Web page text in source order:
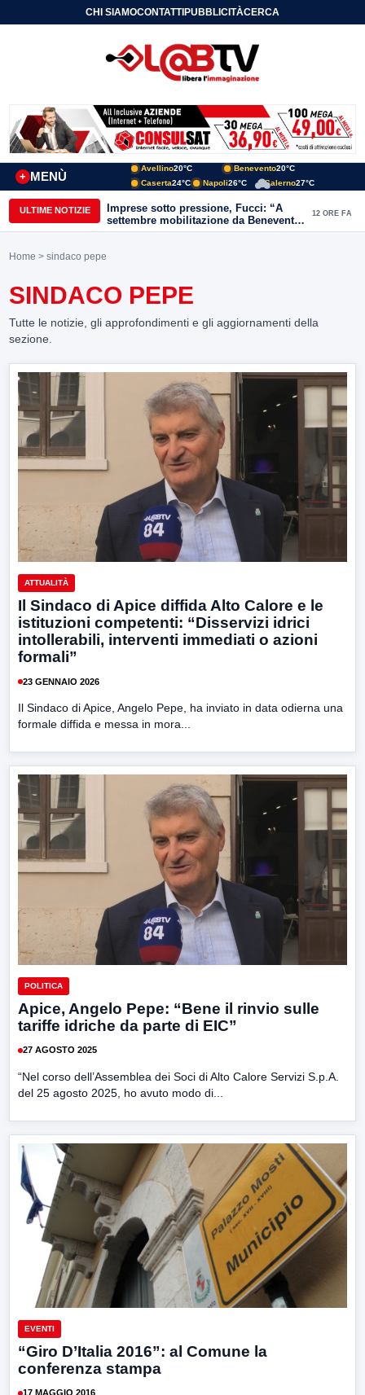
CHI SIAMOCONTATTIPUBBLICITÀCERCA
MENÙ
+
Avellino20°C Benevento20°C
Caserta24°C Napoli26°C Salerno27°C
ULTIME NOTIZIE
Imprese sotto pressione, Fucci: “A
settembre mobilitazione da Benevento
e Avellino”
12 ORE FA
Home > sindaco pepe
SINDACO PEPE
Tutte le notizie, gli approfondimenti e gli aggiornamenti della
sezione.
ATTUALITÀ
Il Sindaco di Apice diffida Alto Calore e le
istituzioni competenti: “Disservizi idrici
intollerabili, interventi immediati o azioni
formali”
23 GENNAIO 2026
Il Sindaco di Apice, Angelo Pepe, ha inviato in data odierna una
formale diffida e messa in mora...
POLITICA
Apice, Angelo Pepe: “Bene il rinvio sulle
tariffe idriche da parte di EIC”
27 AGOSTO 2025
“Nel corso dell’Assemblea dei Soci di Alto Calore Servizi S.p.A.
del 25 agosto 2025, ho avuto modo di...
EVENTI
“Giro D’Italia 2016”: al Comune la
conferenza stampa
17 MAGGIO 2016